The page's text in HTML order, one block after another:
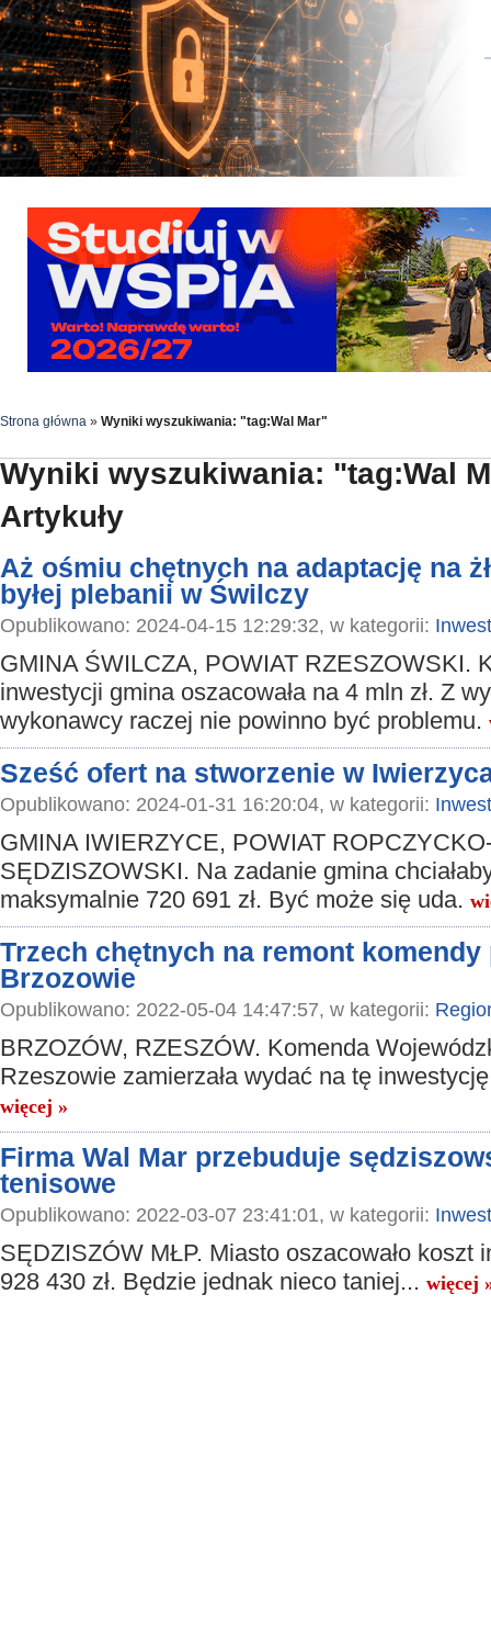
Strona główna » Wyniki wyszukiwania: "tag:Wal Mar"
Wyniki wyszukiwania: "tag:Wal
Artykuły
Aż ośmiu chętnych na adaptację na
byłej plebanii w Świlczy
Opublikowano: 2024-04-15 12:29:32, w kategorii:
GMINA ŚWILCZA, POWIAT RZESZOWSKI.
inwestycji gmina oszacowała na 4 mln zł. Z
wykonawcy raczej nie powinno być problemu.
Sześć ofert na stworzenie w
Opublikowano: 2024-01-31 16:20:04, w kategorii:
GMINA IWIERZYCE, POWIAT
SĘDZISZOWSKI. Na zadanie gmina
maksymalnie 720 691 zł. Być może się uda.
Trzech chętnych na remont
Brzozowie
Opublikowano: 2022-05-04 14:47:57, w kategorii:
BRZOZÓW, RZESZÓW. Komenda
Rzeszowie zamierzała wydać na tę
więcej »
Firma Wal Mar przebuduje
tenisowe
Opublikowano: 2022-03-07 23:41:01, w kategorii:
SĘDZISZÓW MŁP. Miasto oszacowało koszt
928 430 zł. Będzie jednak nieco taniej... więcej